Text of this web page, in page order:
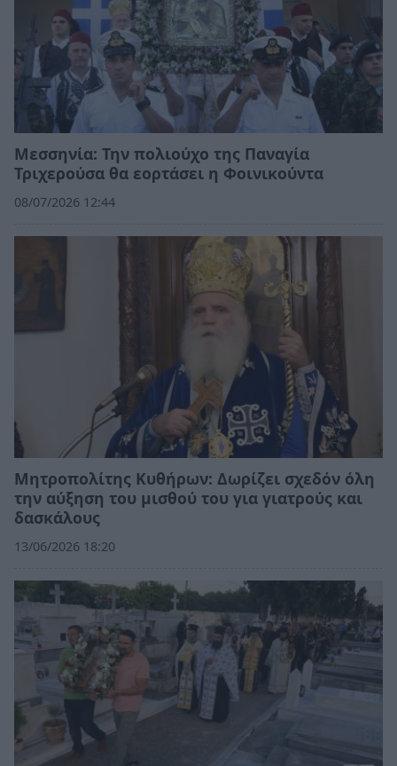
Μεσσηνία: Την πολιούχο της Παναγία
Τριχερούσα θα εορτάσει η Φοινικούντα
08/07/2026 12:44
Μητροπολίτης Κυθήρων: Δωρίζει σχεδόν όλη
την αύξηση του μισθού του για γιατρούς και
δασκάλους
13/06/2026 18:20